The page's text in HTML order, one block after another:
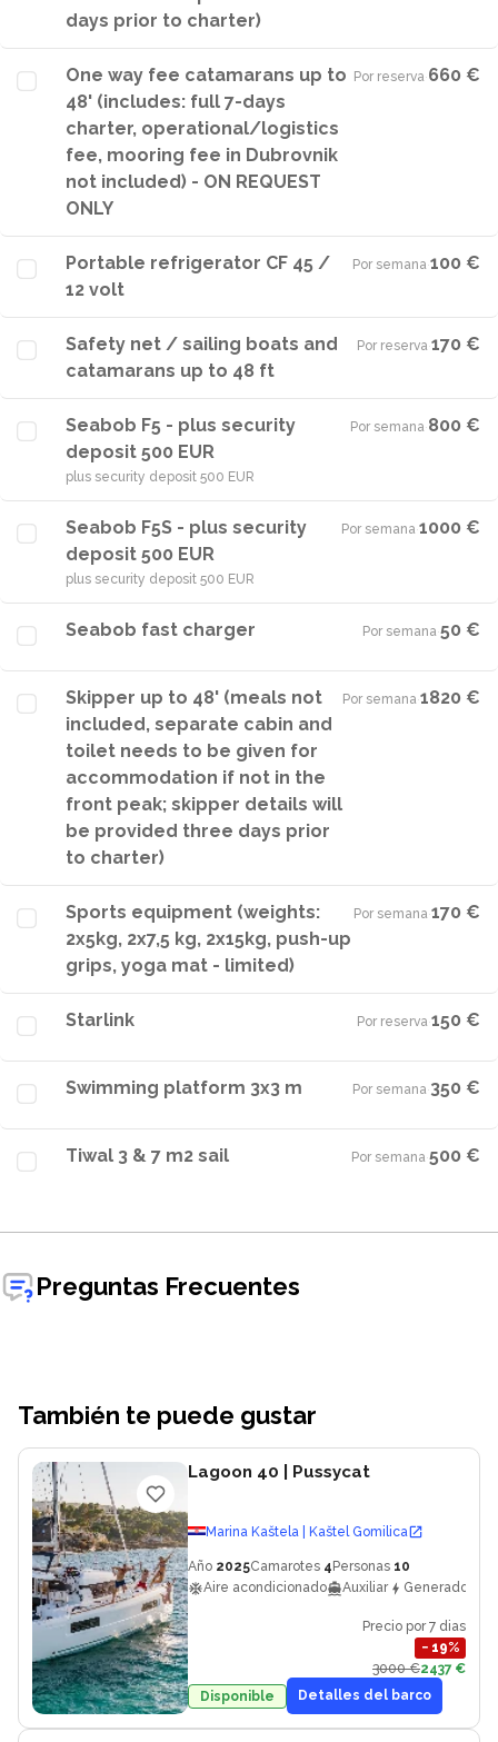
days prior to charter)
One way fee catamarans up to
48' (includes: full 7-days
charter, operational/logistics
fee, mooring fee in Dubrovnik
not included) - ON REQUEST
ONLY
Por reserva·660 €
Portable refrigerator CF 45 /
12 volt
Por semana·100 €
Safety net / sailing boats and
catamarans up to 48 ft
Por reserva·170 €
Seabob F5 - plus security
deposit 500 EUR
plus security deposit 500 EUR
Por semana·800 €
Seabob F5S - plus security
deposit 500 EUR
plus security deposit 500 EUR
Por semana·1000 €
Seabob fast charger Por semana·50 €
Skipper up to 48' (meals not
included, separate cabin and
toilet needs to be given for
accommodation if not in the
front peak; skipper details will
be provided three days prior
to charter)
Por semana·1820 €
Sports equipment (weights:
2x5kg, 2x7,5 kg, 2x15kg, push-up
grips, yoga mat - limited)
Por semana·170 €
Starlink Por reserva·150 €
Swimming platform 3x3 m Por semana·350 €
Tiwal 3 & 7 m2 sail Por semana·500 €
Preguntas Frecuentes
También te puede gustar
Lagoon 40 | Pussycat
Marina Kaštela | Kaštel Gomilica
Año 2025Camarotes 4 Personas 10
Aire acondicionado
Auxiliar Generador
Precio por 7 dias
− 19%
3000 €2437 €
Disponible
Detalles del barco